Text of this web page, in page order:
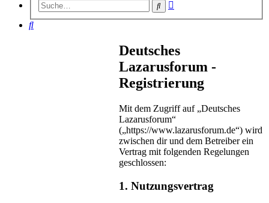
Suche
Suche
Deutsches
Lazarusforum -
Registrierung
Mit dem Zugriff auf „Deutsches
Lazarusforum“
(„https://www.lazarusforum.de“) wird
zwischen dir und dem Betreiber ein
Vertrag mit folgenden Regelungen
geschlossen:
1. Nutzungsvertrag